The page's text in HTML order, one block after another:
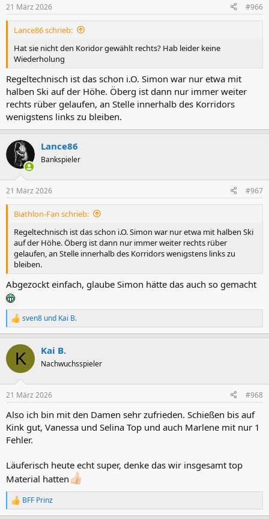
e
n
21 März 2026 #966
Lance86 schrieb:
Hat sie nicht den Koridor gewählt rechts? Hab leider keine
Wiederholung
Regeltechnisch ist das schon i.O. Simon war nur etwa mit
halben Ski auf der Höhe. Öberg ist dann nur immer weiter
rechts rüber gelaufen, an Stelle innerhalb des Korridors
wenigstens links zu bleiben.
Lance86
Bankspieler
21 März 2026 #967
Biathlon-Fan schrieb:
Regeltechnisch ist das schon i.O. Simon war nur etwa mit halben Ski
auf der Höhe. Öberg ist dann nur immer weiter rechts rüber
gelaufen, an Stelle innerhalb des Korridors wenigstens links zu
bleiben.
Abgezockt einfach, glaube Simon hätte das auch so gemacht
R
e
k
i
e
:
sven8 und Kai B.
K Kai B.
Nachwuchsspieler
21 März 2026 #968
Also ich bin mit den Damen sehr zufrieden. Schießen bis auf
Kink gut, Vanessa und Selina Top und auch Marlene mit nur 1
Fehler.
Läuferisch heute echt super, denke das wir insgesamt top
Material hatten
R
e
BFF Prinz